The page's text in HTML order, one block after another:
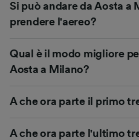
Si può andare da Aosta a
prendere l'aereo?
Qual è il modo migliore
Aosta a Milano?
A che ora parte il primo
A che ora parte l'ultimo